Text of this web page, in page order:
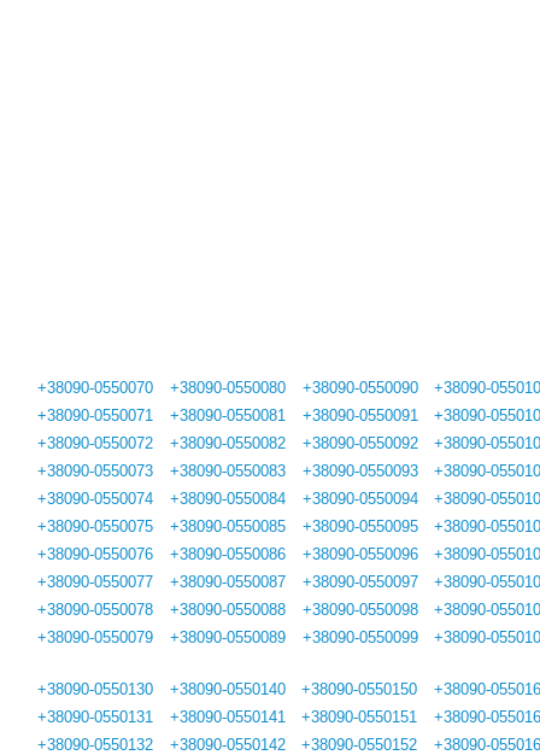
+38090-0550070
+38090-0550071
+38090-0550072
+38090-0550073
+38090-0550074
+38090-0550075
+38090-0550076
+38090-0550077
+38090-0550078
+38090-0550079
+38090-0550080
+38090-0550081
+38090-0550082
+38090-0550083
+38090-0550084
+38090-0550085
+38090-0550086
+38090-0550087
+38090-0550088
+38090-0550089
+38090-0550090
+38090-0550091
+38090-0550092
+38090-0550093
+38090-0550094
+38090-0550095
+38090-0550096
+38090-0550097
+38090-0550098
+38090-0550099
+38090-
+38090-
+38090-
+38090-
+38090-
+38090-
+38090-
+38090-
+38090-
+38090-
+38090-0550130
+38090-0550131
+38090-0550132
+38090-0550140
+38090-0550141
+38090-0550142
+38090-0550150
+38090-0550151
+38090-0550152
+38090-
+38090-
+38090-